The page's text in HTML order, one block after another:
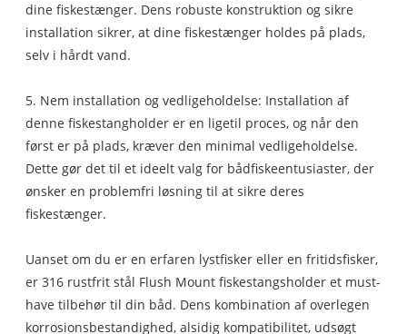
dine fiskestænger. Dens robuste konstruktion og sikre
installation sikrer, at dine fiskestænger holdes på plads,
selv i hårdt vand.
5. Nem installation og vedligeholdelse: Installation af
denne fiskestangholder er en ligetil proces, og når den
først er på plads, kræver den minimal vedligeholdelse.
Dette gør det til et ideelt valg for bådfiskeentusiaster, der
ønsker en problemfri løsning til at sikre deres
fiskestænger.
Uanset om du er en erfaren lystfisker eller en fritidsfisker,
er 316 rustfrit stål Flush Mount fiskestangsholder et must-
have tilbehør til din båd. Dens kombination af overlegen
korrosionsbestandighed, alsidig kompatibilitet, udsøgt